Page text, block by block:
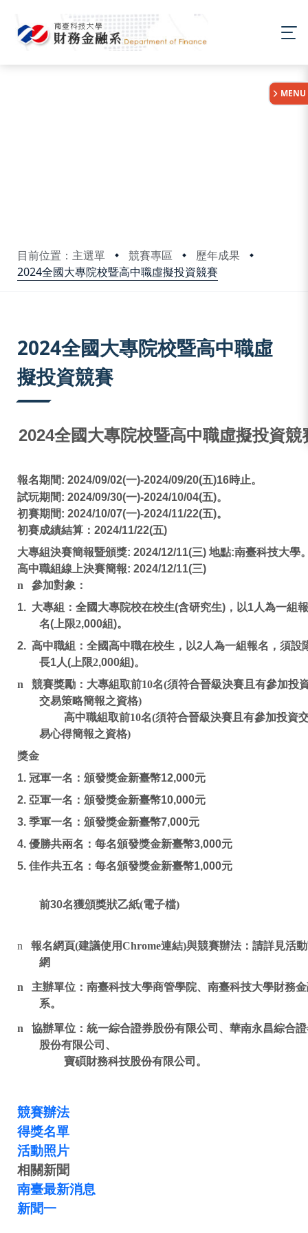
目前位置：主選單 競賽專區
歷年成果
2024全國大專院校暨高中職虛擬投資競賽
MENU
2024全國大專院校暨高中職虛
擬投資競賽
2024全國大專院校暨高中職虛擬投資競
報名期間: 2024/09/02(一)-2024/09/20(五)16時止。
試玩期間: 2024/09/30(一)-2024/10/04(五)。
初賽期間: 2024/10/07(一)-2024/11/22(五)。
初賽成績結算： 2024/11/22(五)
大專組決賽簡報暨頒獎: 2024/12/11(三) 地點:南臺科技大學
高中職組線上決賽簡報: 2024/12/11(三)
n
參加對象：
1. 大專組：全國大專院校在校生(含研究生) ，以1人為一組報
名( 上限2,000組)。
2. 高中職組：全國高中職在校生，以2人為一組報名，須設
長1人( 上限2,000組)。
n
競賽獎勵： 大專組取前10名(須符合晉級決賽且有參加投
交易策略簡報之資格)
高中職組取前10名(須符合晉級決賽且有參加投資
易心得簡報之資格)
獎金
1. 冠軍一名：頒發獎金新臺幣12,000元
2. 亞軍一名：頒發獎金新臺幣10,000元
3. 季軍一名：頒發獎金新臺幣7,000元
4. 優勝共兩名 ：每名頒發獎金新臺幣3,000元
5. 佳作共五名 ：每名頒發獎金新臺幣1,000元
前30名獲頒獎狀乙紙(電子檔)
n 報名網頁(建議使用Chrome連結)與競賽辦法：請詳見活
網
n
主辦單位：南臺科技大學商管學院、南臺科技大學財務
系。
n 協辦單位： 統一綜合證券股份有限公司、華南永昌綜合
股份有限公司、
寶碩財務科技股份有限公司。
競賽辦法
得獎名單
活動照片
相關新聞
南臺最新消息
新聞一